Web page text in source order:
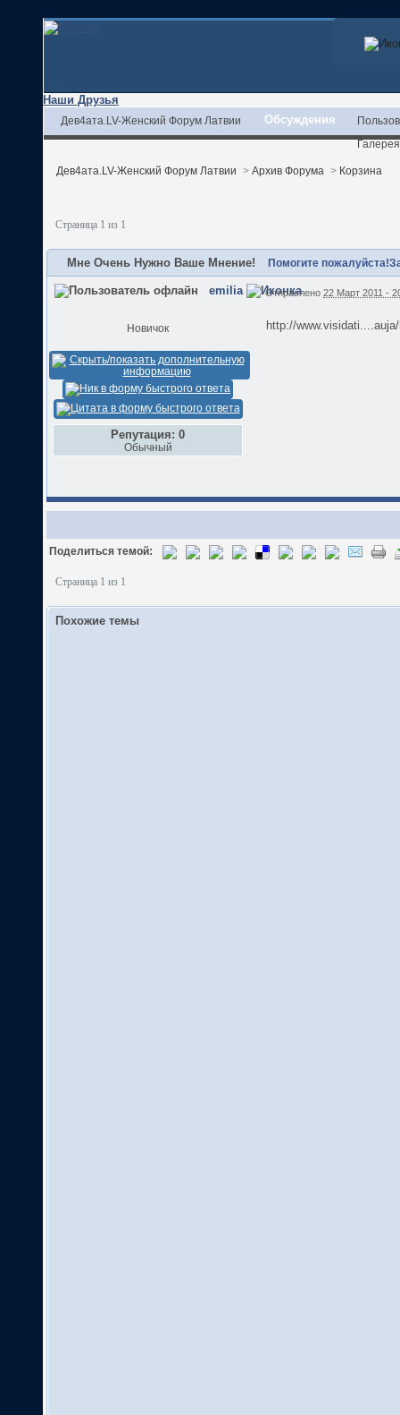
Наши Друзья
Дев4ата.LV-Женский Форум Латвии Обсуждения
Галерея
Дев4ата.LV-Женский Форум Латвии > Архив Форума > Корзина
Страница 1 из 1
Мне Очень Нужно Ваше Мнение! Помогите
emilia
Новичок
Репутация: 0
Обычный
Отправлено 22 Март 2011 -
http://
Поделиться темой:
Страница 1 из 1
Похожие темы